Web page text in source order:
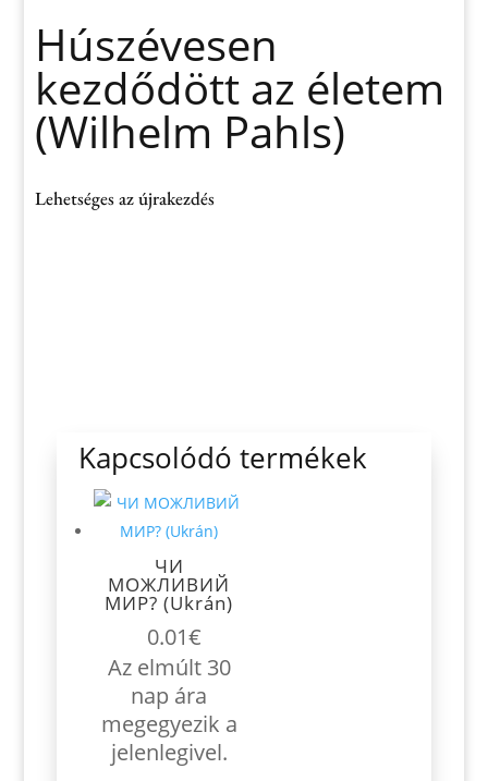
Húszévesen
kezdődött az életem
(Wilhelm Pahls)
Lehetséges az újrakezdés
Kapcsolódó termékek
ЧИ
МОЖЛИВИЙ
МИР? (Ukrán)
0.01€
Az elmúlt 30
nap ára
megegyezik a
jelenlegivel.